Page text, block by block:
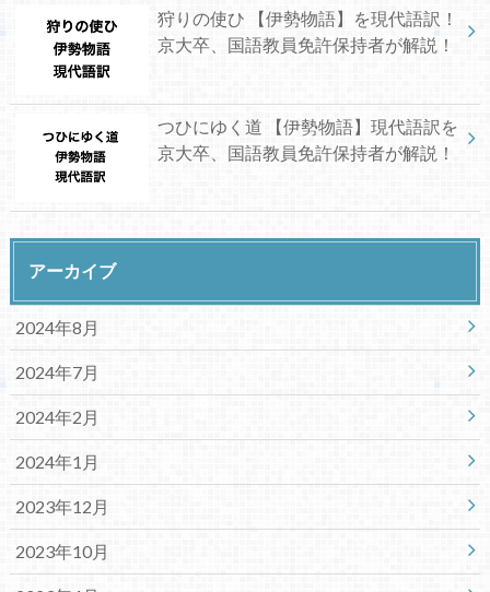
狩りの使ひ 【伊勢物語】を現代語訳！
京大卒、国語教員免許保持者が解説！
つひにゆく道 【伊勢物語】現代語訳を
京大卒、国語教員免許保持者が解説！
アーカイブ
2024年8月
2024年7月
2024年2月
2024年1月
2023年12月
2023年10月